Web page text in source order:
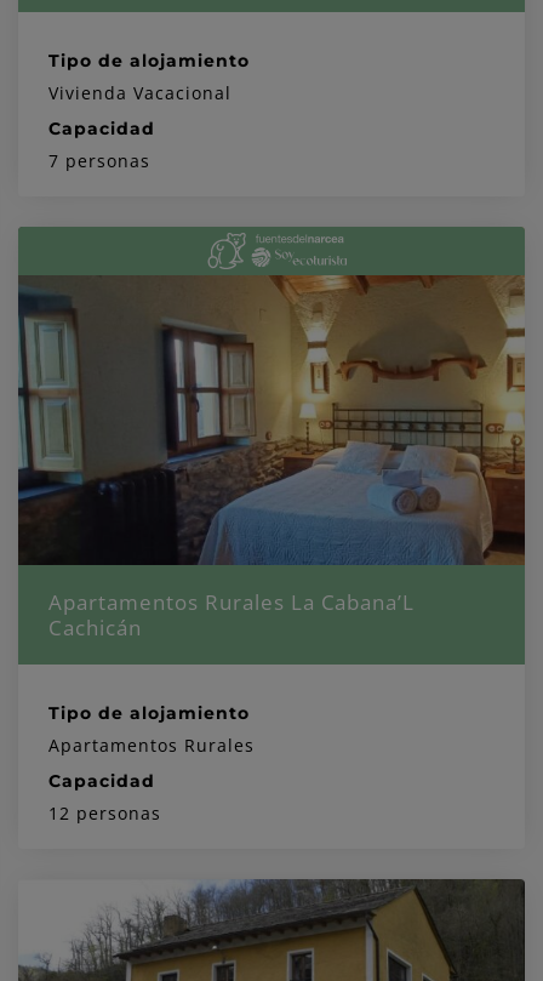
Tipo de alojamiento
Vivienda Vacacional
Capacidad
7 personas
Apartamentos Rurales La Cabana’L
Cachicán
Tipo de alojamiento
Apartamentos Rurales
Capacidad
12 personas